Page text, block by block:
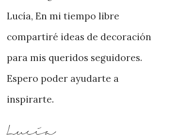
Lucía, En mi tiempo libre
compartiré ideas de decoración
para mis queridos seguidores.
Espero poder ayudarte a
inspirarte.
Lucía